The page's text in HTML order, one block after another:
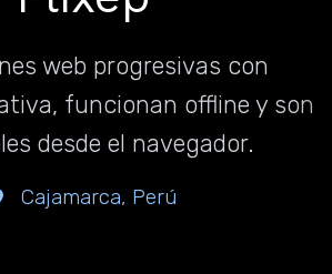
web progresivas con
funcionan offline y son
desde el navegador.
Cajamarca, Perú